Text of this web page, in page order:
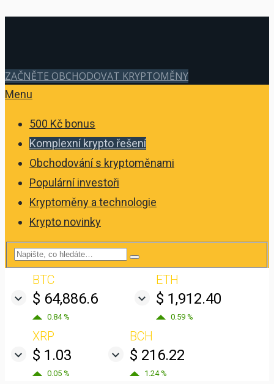
ZAČNĚTE OBCHODOVAT KRYPTOMĚNY
Menu
500 Kč bonus
Komplexní krypto řešení
Obchodování s kryptoměnami
Populární investoři
Kryptoměny a technologie
Krypto novinky
BTC
$ 64,886.6
0.84 %
ETH
$ 1,912.40
0.59 %
XRP
$ 1.03
0.05 %
BCH
$ 216.22
1.24 %